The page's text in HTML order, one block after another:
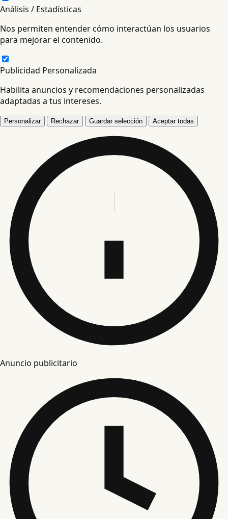
Análisis / Estadísticas
Nos permiten entender cómo interactúan los usuarios
para mejorar el contenido.
Publicidad Personalizada
Habilita anuncios y recomendaciones personalizadas
adaptadas a tus intereses.
Personalizar Rechazar Guardar selección Aceptar todas
Anuncio publicitario